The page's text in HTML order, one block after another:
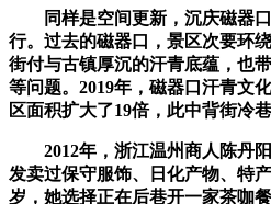
同样是空间更新，沉庆磁器口
行。过去的磁器口，景区次要环
街付与古镇厚沉的汗青底蕴，也
等问题。2019年，磁器口汗青文
区面积扩大了19倍，此中背街冷
2012年，浙江温州商人陈丹阳
发卖过保守服饰、日化产物、特
岁，她选择正在后巷开一家茶咖